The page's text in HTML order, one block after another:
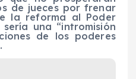
de jueces por frenar
la reforma al Poder
una “intromisión
de los poderes